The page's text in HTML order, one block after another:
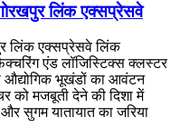
गोरखपुर लिंक एक्सप्रेसवे
लिंक एक्सप्रेसवे लिंक
एंड लॉजिस्टिक्स क्लस्टर
औद्योगिक भूखंडों का आवंटन
को मजबूती देने की दिशा में
सुगम यातायात का जरिया